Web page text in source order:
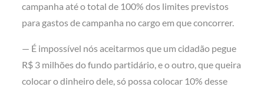
campanha até o total de 100% dos limites previstos
para gastos de campanha no cargo em que concorrer.
— É impossível nós aceitarmos que um cidadão pegue
R$ 3 milhões do fundo partidário, e o outro, que queira
colocar o dinheiro dele, só possa colocar 10% desse